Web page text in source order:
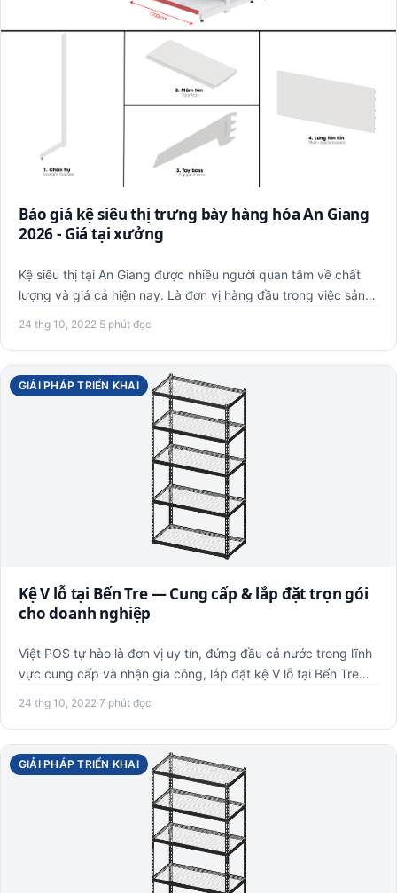
Báo giá kệ siêu thị trưng bày hàng hóa An Giang
2026 - Giá tại xưởng
Kệ siêu thị tại An Giang được nhiều người quan tâm về chất
lượng và giá cả hiện nay. Là đơn vị hàng đầu trong việc sản
24 thg 10, 2022·5 phút đọc
GIẢI PHÁP TRIỂN KHAI
Kệ V lỗ tại Bến Tre — Cung cấp & lắp đặt trọn gói
cho doanh nghiệp
Việt POS tự hào là đơn vị uy tín, đứng đầu cả nước trong lĩnh
vực cung cấp và nhận gia công, lắp đặt kệ V lỗ tại Bến Tre…
24 thg 10, 2022·7 phút đọc
GIẢI PHÁP TRIỂN KHAI